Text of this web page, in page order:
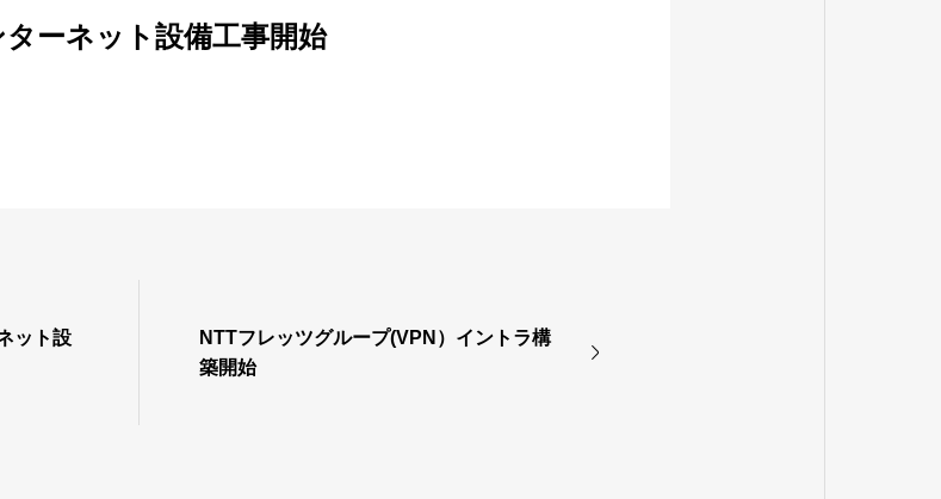
ーネット設備工事開始
ット設
NTTフレッツグループ(VPN）イントラ構
築開始